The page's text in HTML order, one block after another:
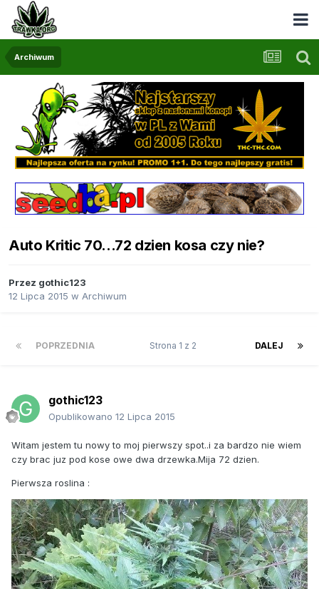
Archiwum
Auto Kritic 70...72 dzien kosa czy nie?
Przez gothic123
12 Lipca 2015 w Archiwum
POPRZEDNIA DALEJ
Strona 1 z 2
gothic123
Opublikowano 12 Lipca 2015
Witam jestem tu nowy to moj pierwszy spot..i za bardzo nie wiem
czy brac juz pod kose owe dwa drzewka.Mija 72 dzien.
Pierwsza roslina :